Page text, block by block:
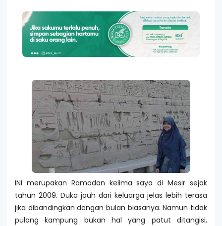
INI merupakan Ramadan kelima saya di Mesir sejak
tahun 2009. Duka jauh dari keluarga jelas lebih terasa
jika dibandingkan dengan bulan biasanya. Namun tidak
pulang kampung bukan hal yang patut ditangisi,